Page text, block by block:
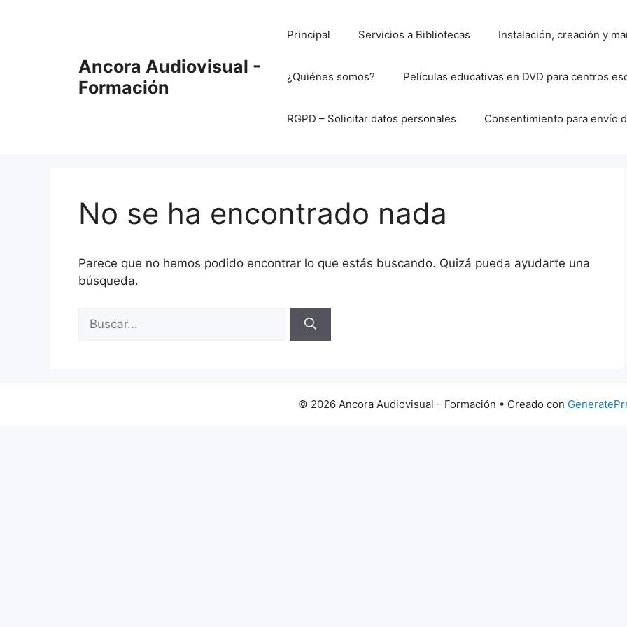
Ancora Audiovisual -
Formación
Principal Servicios a Bibliotecas Instalación, creación y
¿Quiénes somos? Películas educativas en DVD para centros
RGPD – Solicitar datos personales Consentimiento para envío
No se ha encontrado nada
Parece que no hemos podido encontrar lo que estás buscando. Quizá pueda ayudarte una
búsqueda.
© 2026 Ancora Audiovisual - Formación • Creado con